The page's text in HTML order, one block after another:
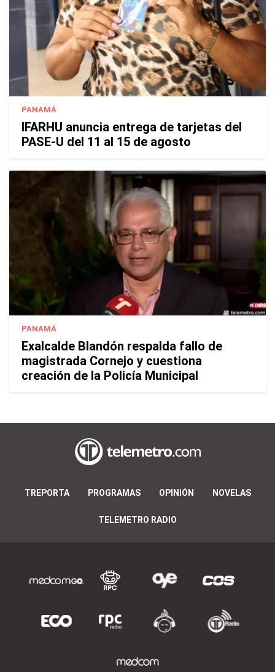
PANAMÁ
IFARHU anuncia entrega de tarjetas del
PASE-U del 11 al 15 de agosto
PANAMÁ
Exalcalde Blandón respalda fallo de
magistrada Cornejo y cuestiona
creación de la Policía Municipal
TREPORTA PROGRAMAS OPINIÓN NOVELAS
TELEMETRO RADIO